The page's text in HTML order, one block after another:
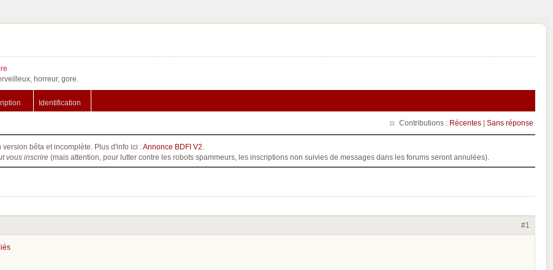
horreur, gore.
Identification
Contributions : Récentes | Sans réponse
bêta et incomplète. Plus d'info ici :Annonce BDFI V2
vous inscrire (mais attention, pour lutter contre les robots spammeurs, les inscriptions non suivies de messages dans les forums seront annulées).
#1